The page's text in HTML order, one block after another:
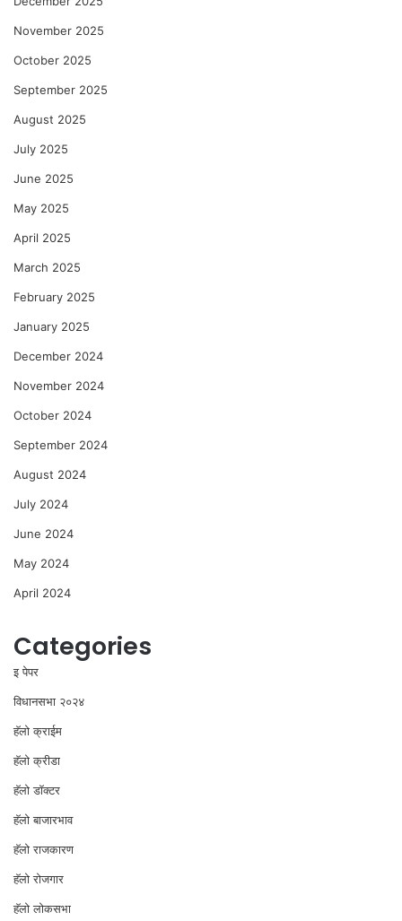
November 2025
October 2025
September 2025
August 2025
July 2025
June 2025
May 2025
April 2025
March 2025
February 2025
January 2025
December 2024
November 2024
October 2024
September 2024
August 2024
July 2024
June 2024
May 2024
April 2024
Categories
इ पेपर
विधानसभा २०२४
⁠हॅलो क्राईम
हॅलो क्रीडा
हॅलो डॉक्टर
हॅलो बाजारभाव
हॅलो राजकारण
⁠हॅलो रोजगार
हॅलो लोकसभा